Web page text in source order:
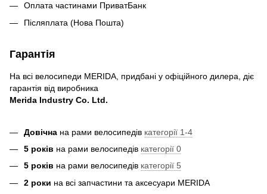
Оплата частинами ПриватБанк
Післяплата (Нова Пошта)
Гарантія
На всі велосипеди MERIDA, придбані у офіційного дилера, діє
гарантія від виробника
Merida Industry Co. Ltd.
Довічна на рами велосипедів категорії 1-4
5 років на рами велосипедів категорії 0
5 років на рами велосипедів категорії 5
2 роки на всі запчастини та аксесуари MERIDA